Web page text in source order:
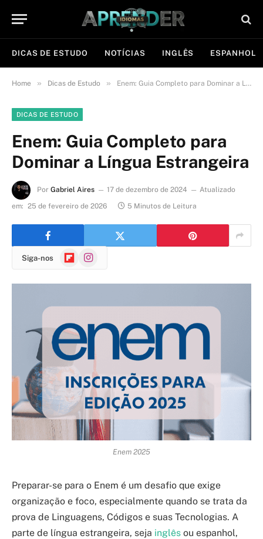
DICAS DE ESTUDO NOTÍCIAS INGLÊS ESPANHOL
Home » Dicas de Estudo » Enem: Guia Completo para Dominar a Língua Estrangeira
DICAS DE ESTUDO
Enem: Guia Completo para
Dominar a Língua Estrangeira
Por Gabriel Aires 17 de dezembro de 2024
Atualizado
em: 25 de fevereiro de 2026 5 Minutos de Leitura
Siga-nos FlipboardInstagram
Enem 2025
Preparar-se para o Enem é um desafio que exige
organização e foco, especialmente quando se trata da
prova de Linguagens, Códigos e suas Tecnologias. A
parte de língua estrangeira, seja inglês ou espanhol,